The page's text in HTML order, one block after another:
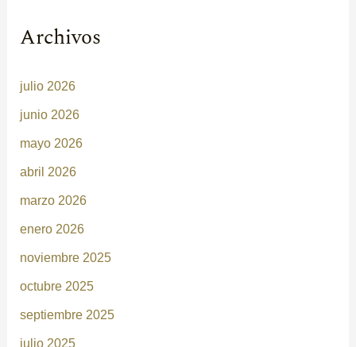
Archivos
julio 2026
junio 2026
mayo 2026
abril 2026
marzo 2026
enero 2026
noviembre 2025
octubre 2025
septiembre 2025
julio 2025